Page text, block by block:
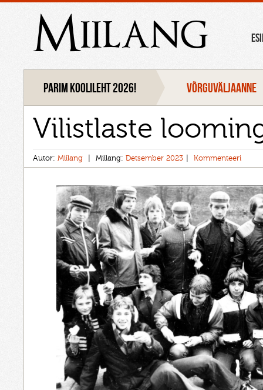
Miilang
Parim koolileht 2026! VÕRGUVÄLJAANNE
Vilistlaste
Autor: Miilang Miilang: Detsember 2023 Kommenteeri